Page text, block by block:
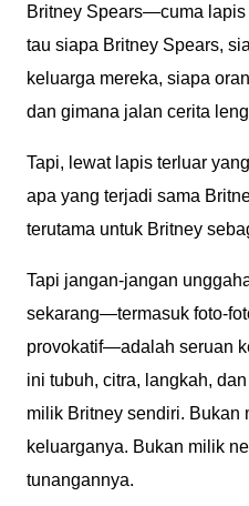
Britney Spears—cuma lapis
tau siapa Britney Spears,
keluarga mereka, siapa
dan gimana jalan cerita
Tapi, lewat lapis terluar
apa yang terjadi sama
terutama untuk Britney
Tapi jangan-jangan
sekarang—termasuk foto-
provokatif—adalah seruan
ini tubuh, citra, langkah,
milik Britney sendiri. Bukan
keluarganya. Bukan milik
tunangannya.